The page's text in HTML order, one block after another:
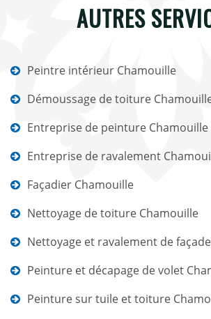
AUTRES
Peintre intérieur Chamouille
Démoussage de toiture
Entreprise de peinture Chamouille
Entreprise de ravalement
Façadier Chamouille
Nettoyage de toiture Chamouille
Nettoyage et ravalement de
Peinture et décapage de volet
Peinture sur tuile et toiture